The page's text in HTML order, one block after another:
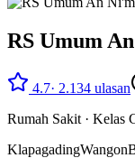
RS Umum
4.7· 2.134 ulasan
Rumah Sakit · Kelas
KlapagadingWangon